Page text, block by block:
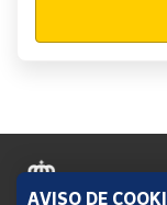
AVISO DE